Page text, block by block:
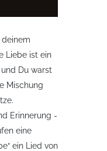
Liebe ist ein
Du warst
Mischung
Erinnerung -
eine
ein Lied von